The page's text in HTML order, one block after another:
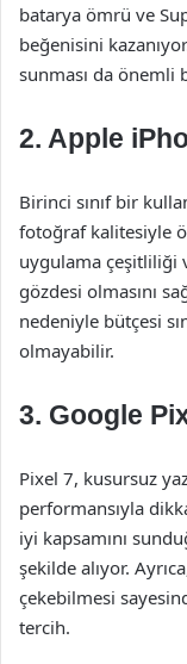
batarya ömrü ve
beğenisini
sunması da önemli
2. Apple
Birinci sınıf bir
fotoğraf kalitesiyle
uygulama çeşitliliği
gözdesi olmasını
nedeniyle bütçesi
olmayabilir.
3. Google
Pixel 7, kusursuz
performansıyla
iyi kapsamını
şekilde alıyor.
çekebilmesi
tercih.